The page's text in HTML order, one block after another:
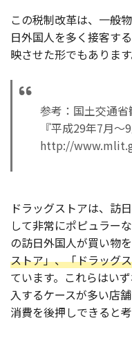
この税制改革は、一般
日外国人を多く接客す
映させた形でもあります
参考：国土交通
『平成29年7月～
http://
ドラッグストアは、訪
して非常にポピュラー
の訪日外国人が買い物
ストア」、「ドラッグ
ています。これらはい
入するケースが多い店
消費を後押しできると